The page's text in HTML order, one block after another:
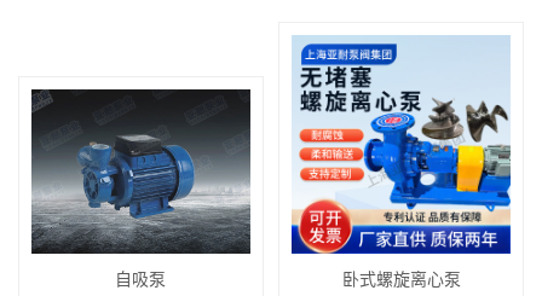
自吸泵 卧式螺旋离心泵